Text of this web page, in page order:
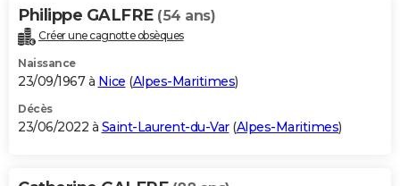
Philippe GALFRE (54 ans)
Créer une cagnotte obsèques
Naissance
23/09/1967 à Nice (Alpes-Maritimes)
Décès
23/06/2022 à Saint-Laurent-du-Var(Alpes-Maritimes)